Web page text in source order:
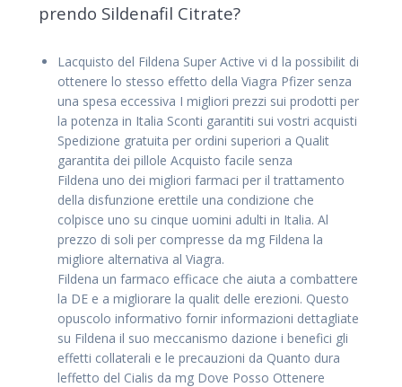
prendo Sildenafil Citrate?
Lacquisto del Fildena Super Active vi d la possibilit di
ottenere lo stesso effetto della Viagra Pfizer senza
una spesa eccessiva I migliori prezzi sui prodotti per
la potenza in Italia Sconti garantiti sui vostri acquisti
Spedizione gratuita per ordini superiori a Qualit
garantita dei pillole Acquisto facile senza
Fildena uno dei migliori farmaci per il trattamento
della disfunzione erettile una condizione che
colpisce uno su cinque uomini adulti in Italia. Al
prezzo di soli per compresse da mg Fildena la
migliore alternativa al Viagra.
Fildena un farmaco efficace che aiuta a combattere
la DE e a migliorare la qualit delle erezioni. Questo
opuscolo informativo fornir informazioni dettagliate
su Fildena il suo meccanismo dazione i benefici gli
effetti collaterali e le precauzioni da Quanto dura
leffetto del Cialis da mg Dove Posso Ottenere